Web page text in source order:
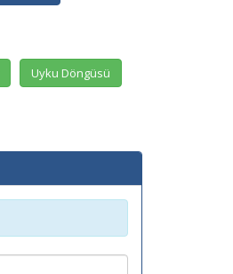
Uyku Döngüsü